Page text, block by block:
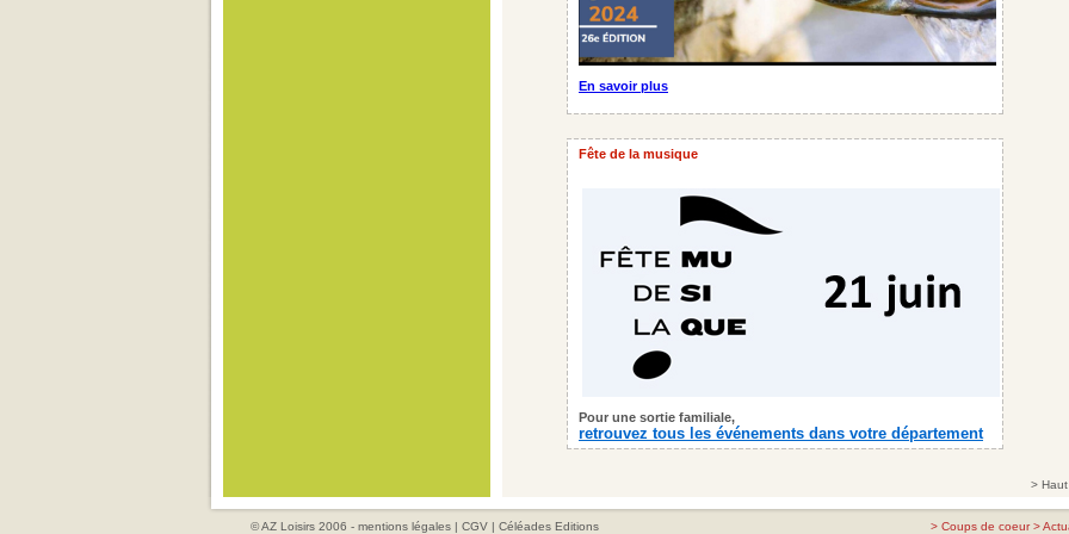
En savoir plus
Fête de la musique
Pour une sortie familiale,
retrouvez tous les événements dans votre département
>
© AZ Loisirs 2006 - mentions légales | CGV | Céléades Editions > Coups de coeur>